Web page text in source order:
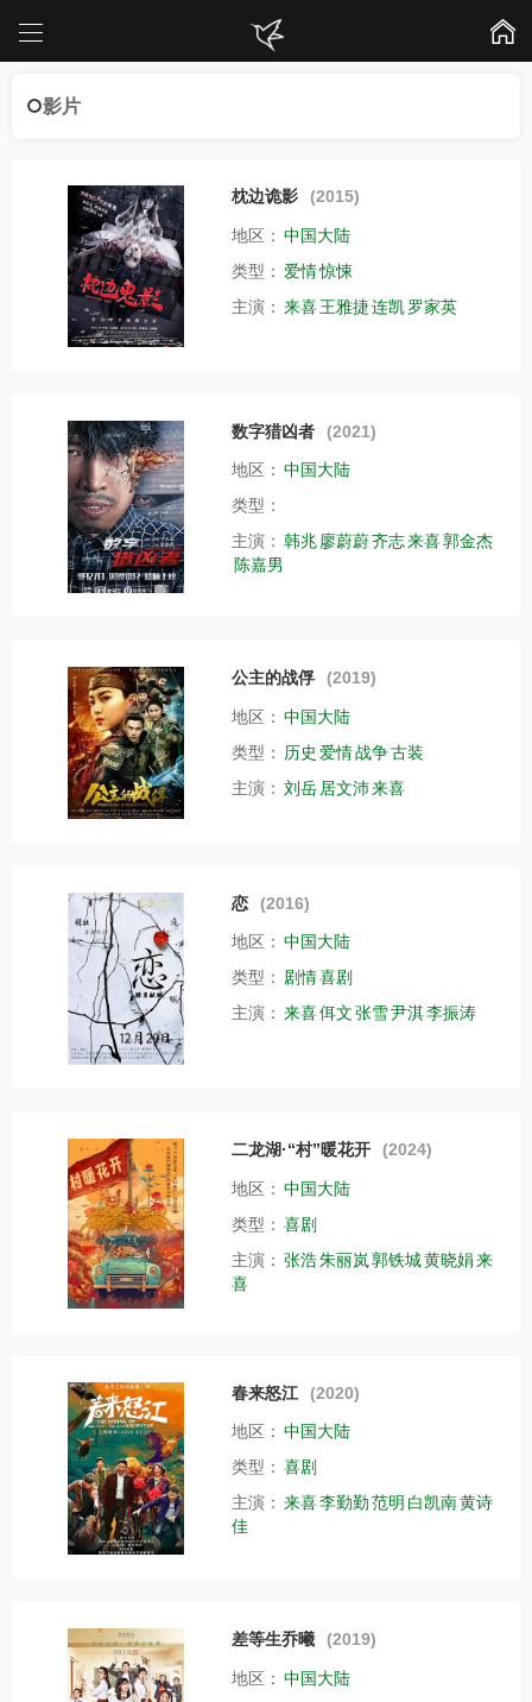
影片
枕边诡影 (2015)
地区： 中国大陆
类型： 爱情惊悚
主演： 来喜王雅捷连凯罗家英
数字猎凶者 (2021)
地区： 中国大陆
类型：
主演： 韩兆廖蔚蔚齐志来喜郭金杰
陈嘉男
公主的战俘 (2019)
地区： 中国大陆
类型：
历史 爱情战争古装
主演： 刘岳 居文沛来喜
恋 (2016)
地区： 中国大陆
类型： 剧情喜剧
主演： 来喜佴文张雪尹淇李振涛
二龙湖·“村”暖花开 (2024)
地区： 中国大陆
类型： 喜剧
主演： 张浩朱丽岚郭铁城黄晓娟来
喜
春来怒江 (2020)
地区： 中国大陆
类型： 喜剧
主演： 来喜李勤勤范明 白凯南黄诗
佳
差等生乔曦 (2019)
地区： 中国大陆